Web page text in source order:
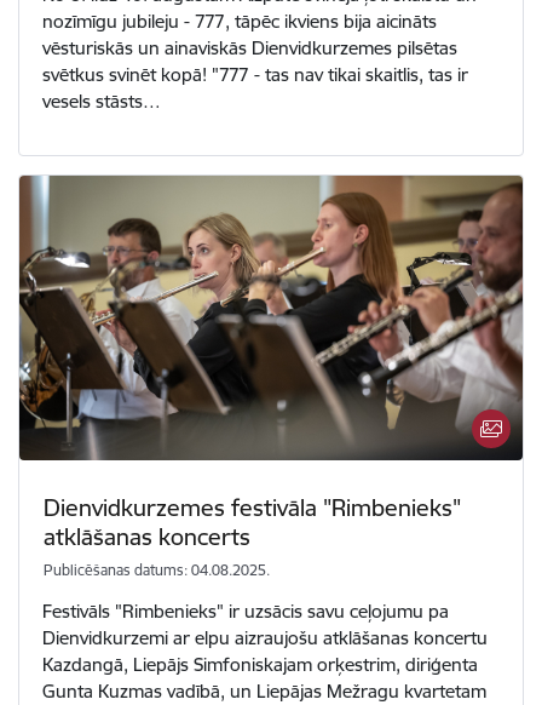
nozīmīgu jubileju - 777, tāpēc ikviens bija aicināts
vēsturiskās un ainaviskās Dienvidkurzemes pilsētas
svētkus svinēt kopā! "777 - tas nav tikai skaitlis, tas ir
vesels stāsts…
Dienvidkurzemes festivāla "Rimbenieks"
atklāšanas koncerts
Publicēšanas datums: 04.08.2025.
Festivāls "Rimbenieks" ir uzsācis savu ceļojumu pa
Dienvidkurzemi ar elpu aizraujošu atklāšanas koncertu
Kazdangā, Liepājs Simfoniskajam orķestrim, diriģenta
Gunta Kuzmas vadībā, un Liepājas Mežragu kvartetam